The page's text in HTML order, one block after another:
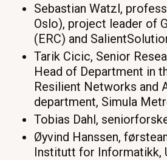
Sebastian Watzl,
Oslo), project leader of
(ERC) and
Tarik Cicic, Senior
Head of Department in
Resilient Networks and
department, Simula
Tobias Dahl,
Øyvind Hanssen,
Institutt for Informatikk,